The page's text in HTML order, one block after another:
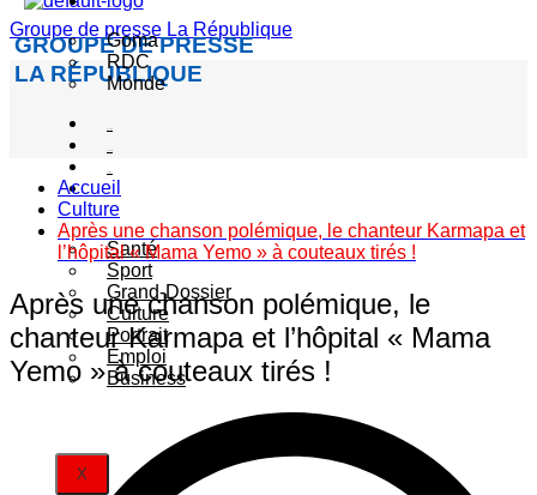
Groupe de presse La République
GROUPE DE PRESSE
LA RÉPUBLIQUE
Goma
RDC
Monde
Santé
Sport
Grand-Dossier
Culture
Portrait
Emploi
Business
X
Accueil
Culture
Après une chanson polémique, le chanteur Karmapa et
l’hôpital « Mama Yemo » à couteaux tirés !
Après une chanson polémique, le
chanteur Karmapa et l’hôpital « Mama
Yemo » à couteaux tirés !